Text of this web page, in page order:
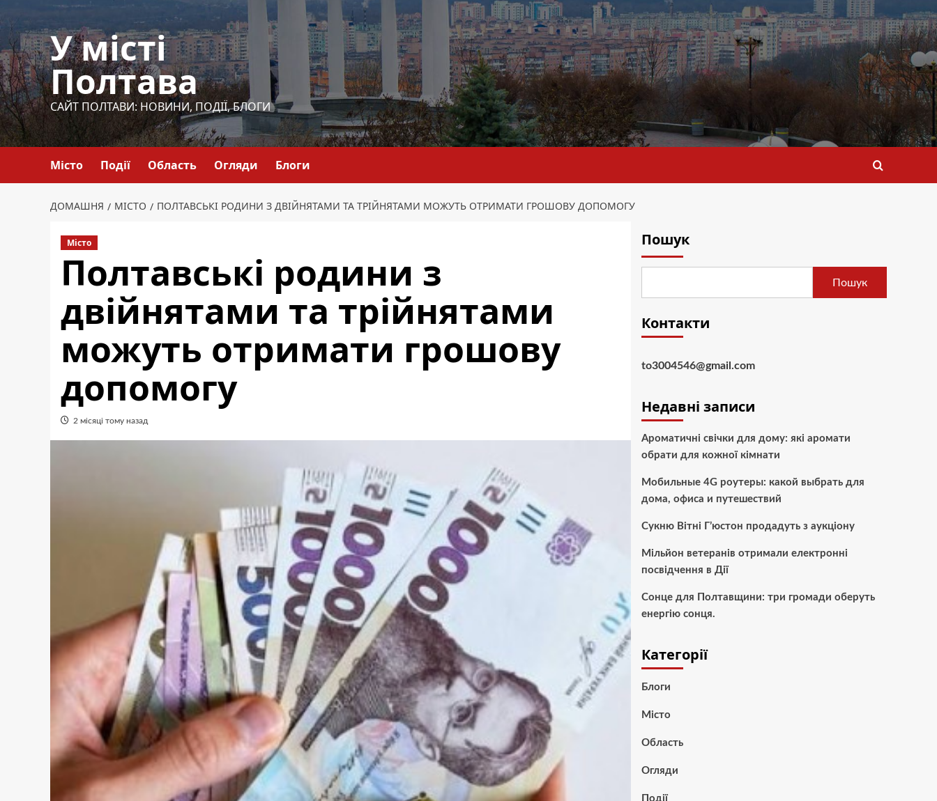
до
вмісту
У місті
Полтава
САЙТ ПОЛТАВИ: НОВИНИ, ПОДІЇ, БЛОГИ
Місто Події Область Огляди Блоги
ДОМАШНЯ МІСТО ПОЛТАВСЬКІ РОДИНИ З ДВІЙНЯТАМИ ТА ТРІЙНЯТАМИ МОЖУТЬ ОТРИМАТИ ГРОШОВУ ДОПОМОГУ
Місто
Полтавські родини з
двійнятами та трійнятами
можуть отримати грошову
допомогу
2 місяці тому назад
Пошук
Пошук
Контакти
to3004546@gmail.com
Недавні записи
Ароматичні свічки для дому: які аромати
обрати для кожної кімнати
Мобильные 4G роутеры: какой выбрать для
дома, офиса и путешествий
Сукню Вітні Г’юстон продадуть з аукціону
Мільйон ветеранів отримали електронні
посвідчення в Дії
Сонце для Полтавщини: три громади оберуть
енергію сонця.
Категорії
Блоги
Місто
Область
Огляди
Події